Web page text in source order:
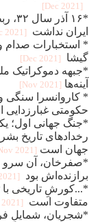
[2021 Dec]
*۱۶
ایران نداشت
[2021 Dec]
* استخبارات صدام
گیشا
[2021 Dec]
*جبهه دموکراتیک
آینه‌ها [2021 Nov]
* کاروانسرا
حکومتی غبارزدایی
*جنگ جهانی اول؛
جهان است [2021 Nov]
*صفرخان، آن سرو
برازنده‌اش بود
[2021 Nov]
*...کورشِ تاریخی با
متفاوت است
[2021 Oct]
*شجریان، شمایلِ